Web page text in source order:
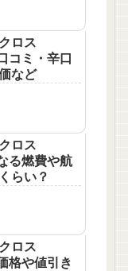
ロス
コミ・辛口
など
ロス
る燃費や航
らい？
ロス
格や値引き